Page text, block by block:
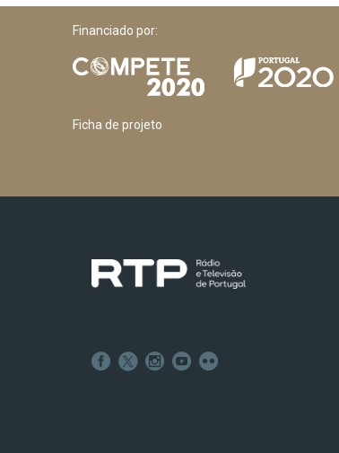
Financiado por:
Ficha de projeto